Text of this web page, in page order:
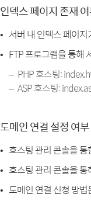
인덱스 페이지 존재
서버 내 인덱스 페이
FTP 프로그램을 통해
PHP 호스팅:
ASP 호스팅:
도메인 연결 설정 여
호스팅 관리 콘솔을
호스팅 관리 콘솔을
도메인 연결 신청 방법